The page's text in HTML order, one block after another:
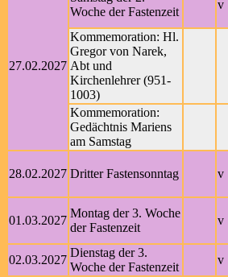
27.02.2027
Woche der Fastenzeit
v
Kommemoration: Hl.
Gregor von Narek,
Abt und
Kirchenlehrer (951-
1003)
Kommemoration:
Gedächtnis Mariens
am Samstag
28.02.2027 Dritter Fastensonntag v
01.03.2027
Montag der 3. Woche
der Fastenzeit
v
02.03.2027
Dienstag der 3.
Woche der Fastenzeit
v